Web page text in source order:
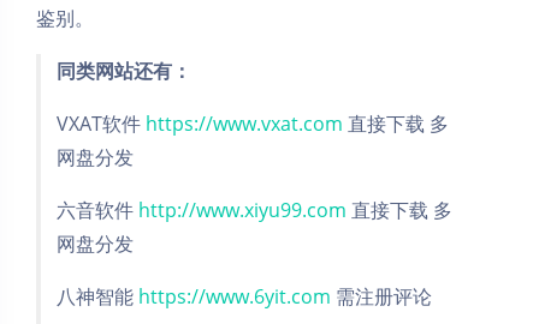
鉴别。
同类网站还有：
VXAT软件 https://www.vxat.com 直接下载 多
网盘分发
六音软件 http://www.xiyu99.com 直接下载 多
网盘分发
八神智能 https://www.6yit.com 需注册评论